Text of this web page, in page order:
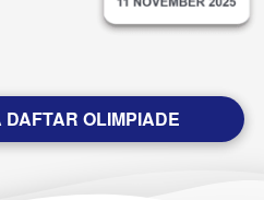
OLIMPIADE